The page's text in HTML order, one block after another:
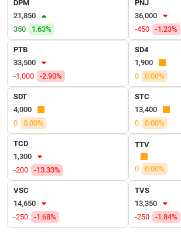
DPM
21,850
350
1.63%
PNJ
36,000
-450
-1.23%
PTB
33,500
-1,000
-2.90%
SD4
1,900
0
0.00%
SDT
4,000
0
0.00%
STC
13,400
0
0.00%
TCD
1,300
-200
-13.33%
TTV
0 0.00%
VSC
14,650
-250
-1.68%
TVS
13,350
-250
-1.84%
VỤ
TRUYỀN
THÔNG
TIỆN
ÍCH
BẤT
ĐỘNG
SẢN
Mã
chứng